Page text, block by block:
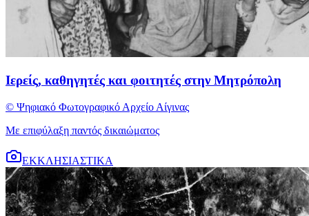
Ιερείς, καθηγητές και φοιτητές στην Μητρόπολη
© Ψηφιακό Φωτογραφικό Αρχείο Αίγινας
Με επιφύλαξη παντός δικαιώματος
ΕΚΚΛΗΣΙΑΣΤΙΚΑ